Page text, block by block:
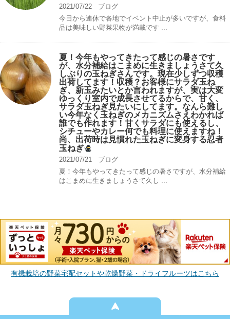
2021/07/22
ブログ
今日から連休で各地でイベント中止が多いですが、食料
品は美味しい野菜果物が満載です ...
夏！今年もやってきたって感じの暑さです
が、水分補給はこまめに生きましょうさて久
しぶりの玉ねぎさんです。現在少しずつ収穫
出荷してます！収穫？お客様にサラダ玉ね
ぎ、新玉みたいとか言われますが、実は大変
ゆっくり室内で成長させてるからで、甘く、
サラダ玉ねぎ見たいにしてます。なんら難し
い今年なく玉ねぎのメカニズムさえわかれば
誰でも作れます！甘くサラダにも使えるし、
シチューやカレー何でも料理に使えますね！
尚、出荷時は見慣れた玉ねぎに変身する忍者
玉ねぎ
2021/07/21
ブログ
夏！今年もやってきたって感じの暑さですが、水分補給
はこまめに生きましょうさて久し ...
有機栽培の野菜宅配セットや乾燥野菜・ドライフルーツはこちら